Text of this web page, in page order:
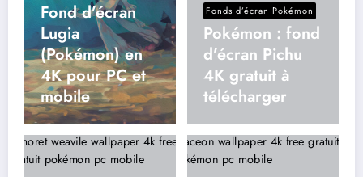
Fond d’écran
Lugia
(Pokémon) en
4K pour PC et
mobile
Fonds d’écran Pokémon
Pokémon : fond
d’écran Pichu
4K gratuit à
télécharger